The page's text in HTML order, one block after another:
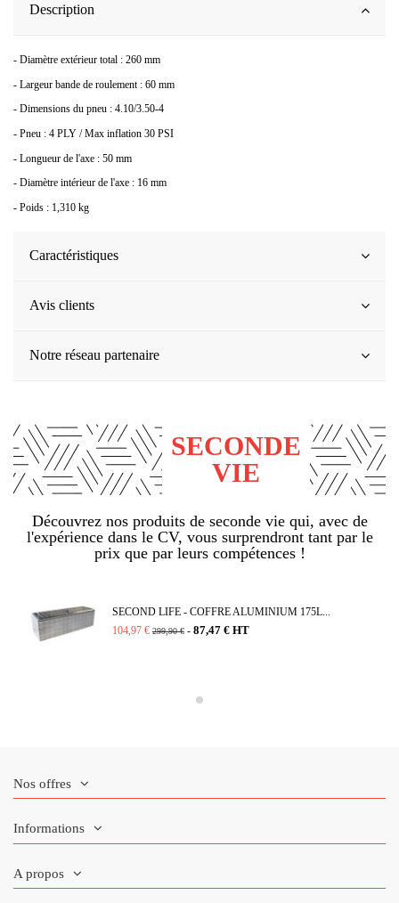
Description
- Diamètre extérieur total : 260 mm
- Largeur bande de roulement : 60 mm
- Dimensions du pneu : 4.10/3.50-4
- Pneu : 4 PLY / Max inflation 30 PSI
- Longueur de l'axe : 50 mm
- Diamètre intérieur de l'axe : 16 mm
- Poids : 1,310 kg
Caractéristiques
Avis clients
Notre réseau partenaire
SECONDE
VIE
Découvrez nos produits de seconde vie qui, avec de
l'expérience dans le CV, vous surprendront tant par le
prix que par leurs compétences !
SECOND LIFE - COFFRE ALUMINIUM 175L...
104,97 € 299,90 € - 87,47 € HT
Nos offres
Informations
A propos